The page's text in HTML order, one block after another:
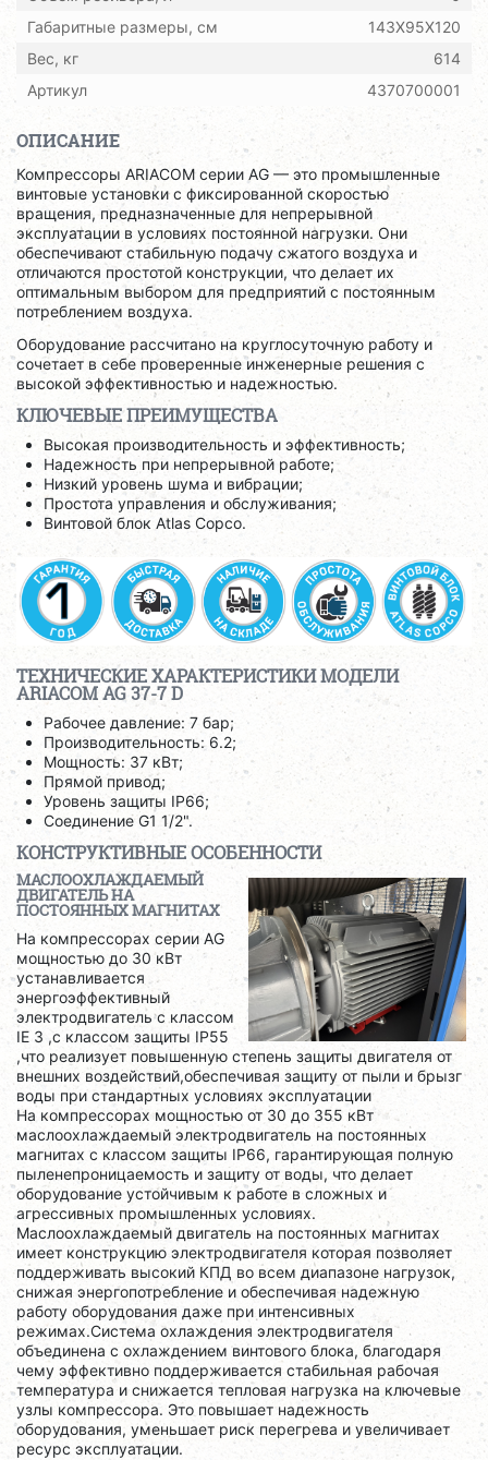
Габаритные размеры, см
143X95X120
Вес, кг
614
Артикул
4370700001
ОПИСАНИЕ
Компрессоры ARIACOM серии AG — это промышленные
винтовые установки с фиксированной скоростью
вращения, предназначенные для непрерывной
эксплуатации в условиях постоянной нагрузки. Они
обеспечивают стабильную подачу сжатого воздуха и
отличаются простотой конструкции, что делает их
оптимальным выбором для предприятий с постоянным
потреблением воздуха.
Оборудование рассчитано на круглосуточную работу и
сочетает в себе проверенные инженерные решения с
высокой эффективностью и надежностью.
КЛЮЧЕВЫЕ ПРЕИМУЩЕСТВА
Высокая производительность и эффективность;
Надежность при непрерывной работе;
Низкий уровень шума и вибрации;
Простота управления и обслуживания;
Винтовой блок Atlas Copco.
ТЕХНИЧЕСКИЕ ХАРАКТЕРИСТИКИ МОДЕЛИ
ARIACOM AG 37-7 D
Рабочее давление: 7 бар;
Производительность: 6.2;
Мощность: 37 кВт;
Прямой привод;
Уровень защиты IP66;
Соединение G1 1/2".
КОНСТРУКТИВНЫЕ ОСОБЕННОСТИ
МАСЛООХЛАЖДАЕМЫЙ
ДВИГАТЕЛЬ НА
ПОСТОЯННЫХ МАГНИТАХ
На компрессорах серии AG
мощностью до 30 кВт
устанавливается
энергоэффективный
электродвигатель с классом
IE 3 ,с классом защиты IP55
,что реализует повышенную степень защиты двигателя от
внешних воздействий,обеспечивая защиту от пыли и брызг
воды при стандартных условиях эксплуатации
На компрессорах мощностью от 30 до 355 кВт
маслоохлаждаемый электродвигатель на постоянных
магнитах с классом защиты IP66, гарантирующая полную
пыленепроницаемость и защиту от воды, что делает
оборудование устойчивым к работе в сложных и
агрессивных промышленных условиях.
Маслоохлаждаемый двигатель на постоянных магнитах
имеет конструкцию электродвигателя которая позволяет
поддерживать высокий КПД во всем диапазоне нагрузок,
снижая энергопотребление и обеспечивая надежную
работу оборудования даже при интенсивных
режимах.Система охлаждения электродвигателя
объединена с охлаждением винтового блока, благодаря
чему эффективно поддерживается стабильная рабочая
температура и снижается тепловая нагрузка на ключевые
узлы компрессора. Это повышает надежность
оборудования, уменьшает риск перегрева и увеличивает
ресурс эксплуатации.